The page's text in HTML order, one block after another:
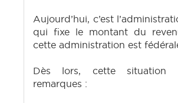
Aujourd’hui, c’est
qui fixe le montant du
cette administration est
Dès lors, cette situation
remarques :